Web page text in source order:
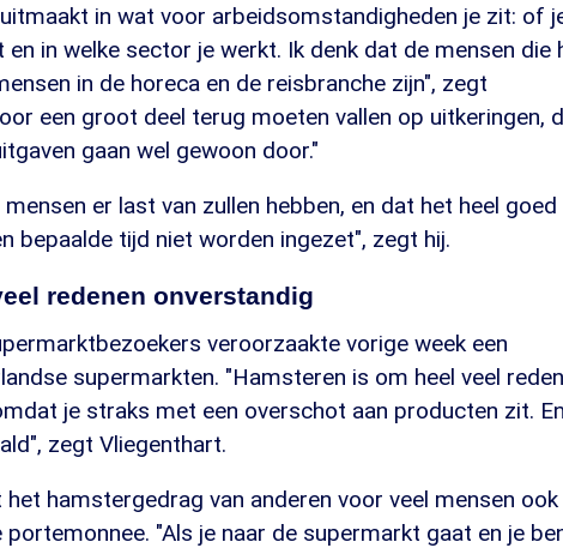
in wat voor arbeidsomstandigheden je zit: of
in welke sector je werkt. Ik denk dat de mensen die
in de horeca en de reisbranche zijn", zegt
een groot deel terug moeten vallen op uitkeringen,
gaan wel gewoon door."
er last van zullen hebben, en dat het heel goed
bepaalde tijd niet worden ingezet", zegt hij.
redenen onverstandig
veroorzaakte vorige week een
supermarkten. "Hamsteren is om heel veel
je straks met een overschot aan producten zit. En
zegt Vliegenthart.
hamstergedrag van anderen voor veel mensen ook
"Als je naar de supermarkt gaat en je